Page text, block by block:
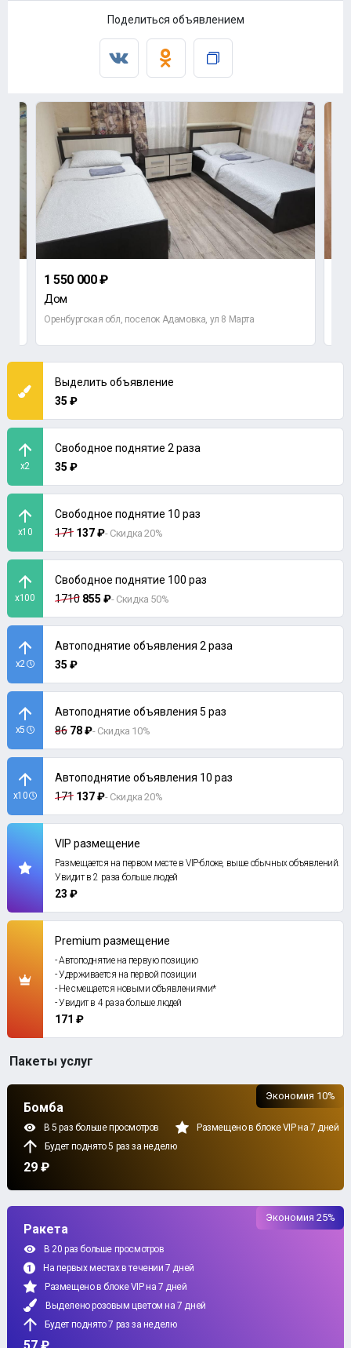
Поделиться объявлением
1 550 000 ₽
Дом
Оренбургская обл, поселок Адамовка, ул 8 Марта
Выделить объявление
35 ₽
x2
Свободное поднятие 2 раза
35 ₽
x10
Свободное поднятие 10 раз
171 137 ₽- Скидка 20%
x100
Свободное поднятие 100 раз
1710 855 ₽- Скидка 50%
x2
Автоподнятие объявления 2 раза
35 ₽
x5
Автоподнятие объявления 5 раз
86 78 ₽- Скидка 10%
x10
Автоподнятие объявления 10 раз
171 137 ₽- Скидка 20%
VIP размещение
Размещается на первом месте в VIP-блоке, выше обычных объявлений.
Увидит в 2 раза больше людей
23 ₽
Premium размещение
- Автоподнятие на первую позицию
- Удерживается на первой позиции
- Не смещается новыми объявлениями*
- Увидит в 4 раза больше людей
171 ₽
Пакеты услуг
Бомба
В 5 раз больше просмотров
Размещено в блоке VIP на 7 дней
Будет поднято 5 раз за неделю
29 ₽
Экономия 10%
Ракета
В 20 раз больше просмотров
На первых местах в течении 7 дней
Размещено в блоке VIP на 7 дней
Выделено розовым цветом на 7 дней
Будет поднято 7 раз за неделю
Экономия 25%